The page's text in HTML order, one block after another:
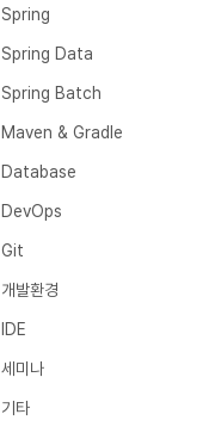
Spring
Spring Data
Spring Batch
Maven & Gradle
Database
DevOps
Git
개발환경
IDE
세미나
기타